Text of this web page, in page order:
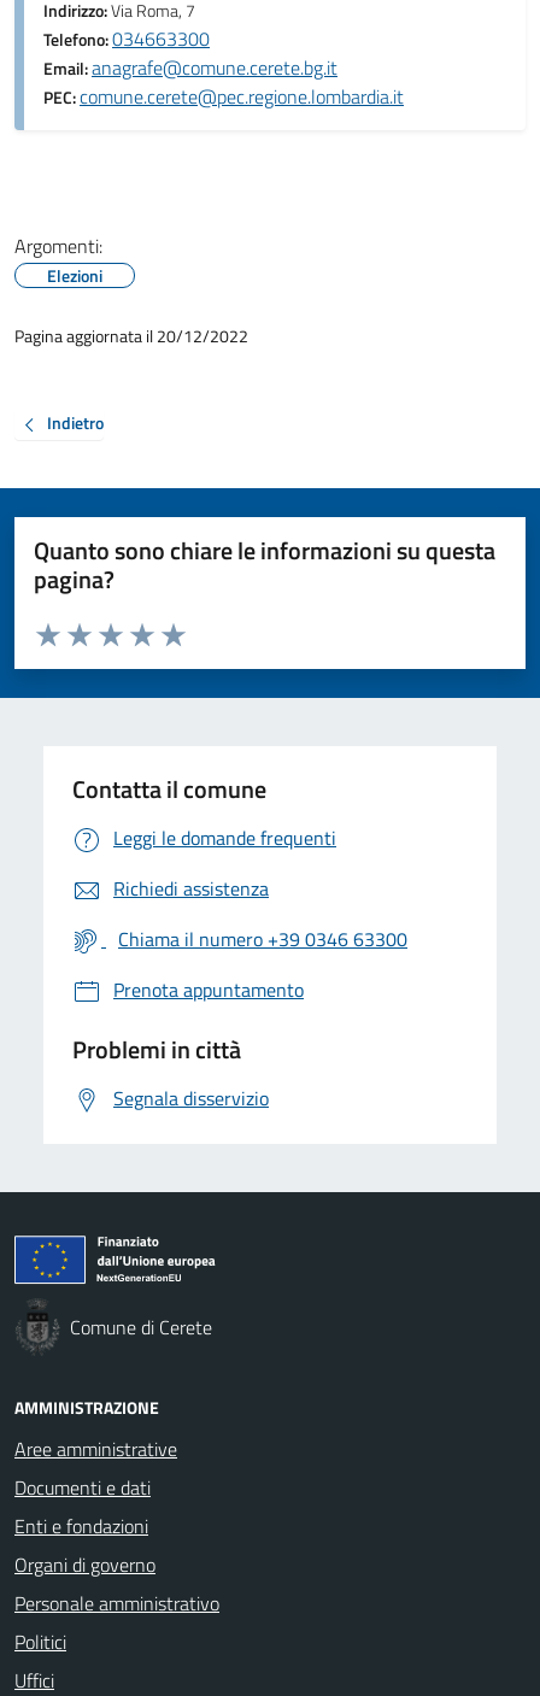
Indirizzo:Via Roma, 7
Telefono:034663300
Email:anagrafe@comune.cerete.bg.it
PEC:comune.cerete@pec.regione.lombardia.it
Argomenti:
Elezioni
Pagina aggiornata il 20/12/2022
Indietro
Quanto sono chiare le informazioni su questa
pagina?
Valuta da 1 a 5 stelle la pagina
Valuta 5 stelle su 5
Valuta 4 stelle su 5
Valuta 3 stelle su 5
Valuta 2 stelle su 5
Valuta 1 stelle su 5
Contatta il comune
Leggi le domande frequenti
Richiedi assistenza
Chiama il numero +39 0346 63300
Prenota appuntamento
Problemi in città
Segnala disservizio
Comune di Cerete
AMMINISTRAZIONE
Aree amministrative
Documenti e dati
Enti e fondazioni
Organi di governo
Personale amministrativo
Politici
Uffici